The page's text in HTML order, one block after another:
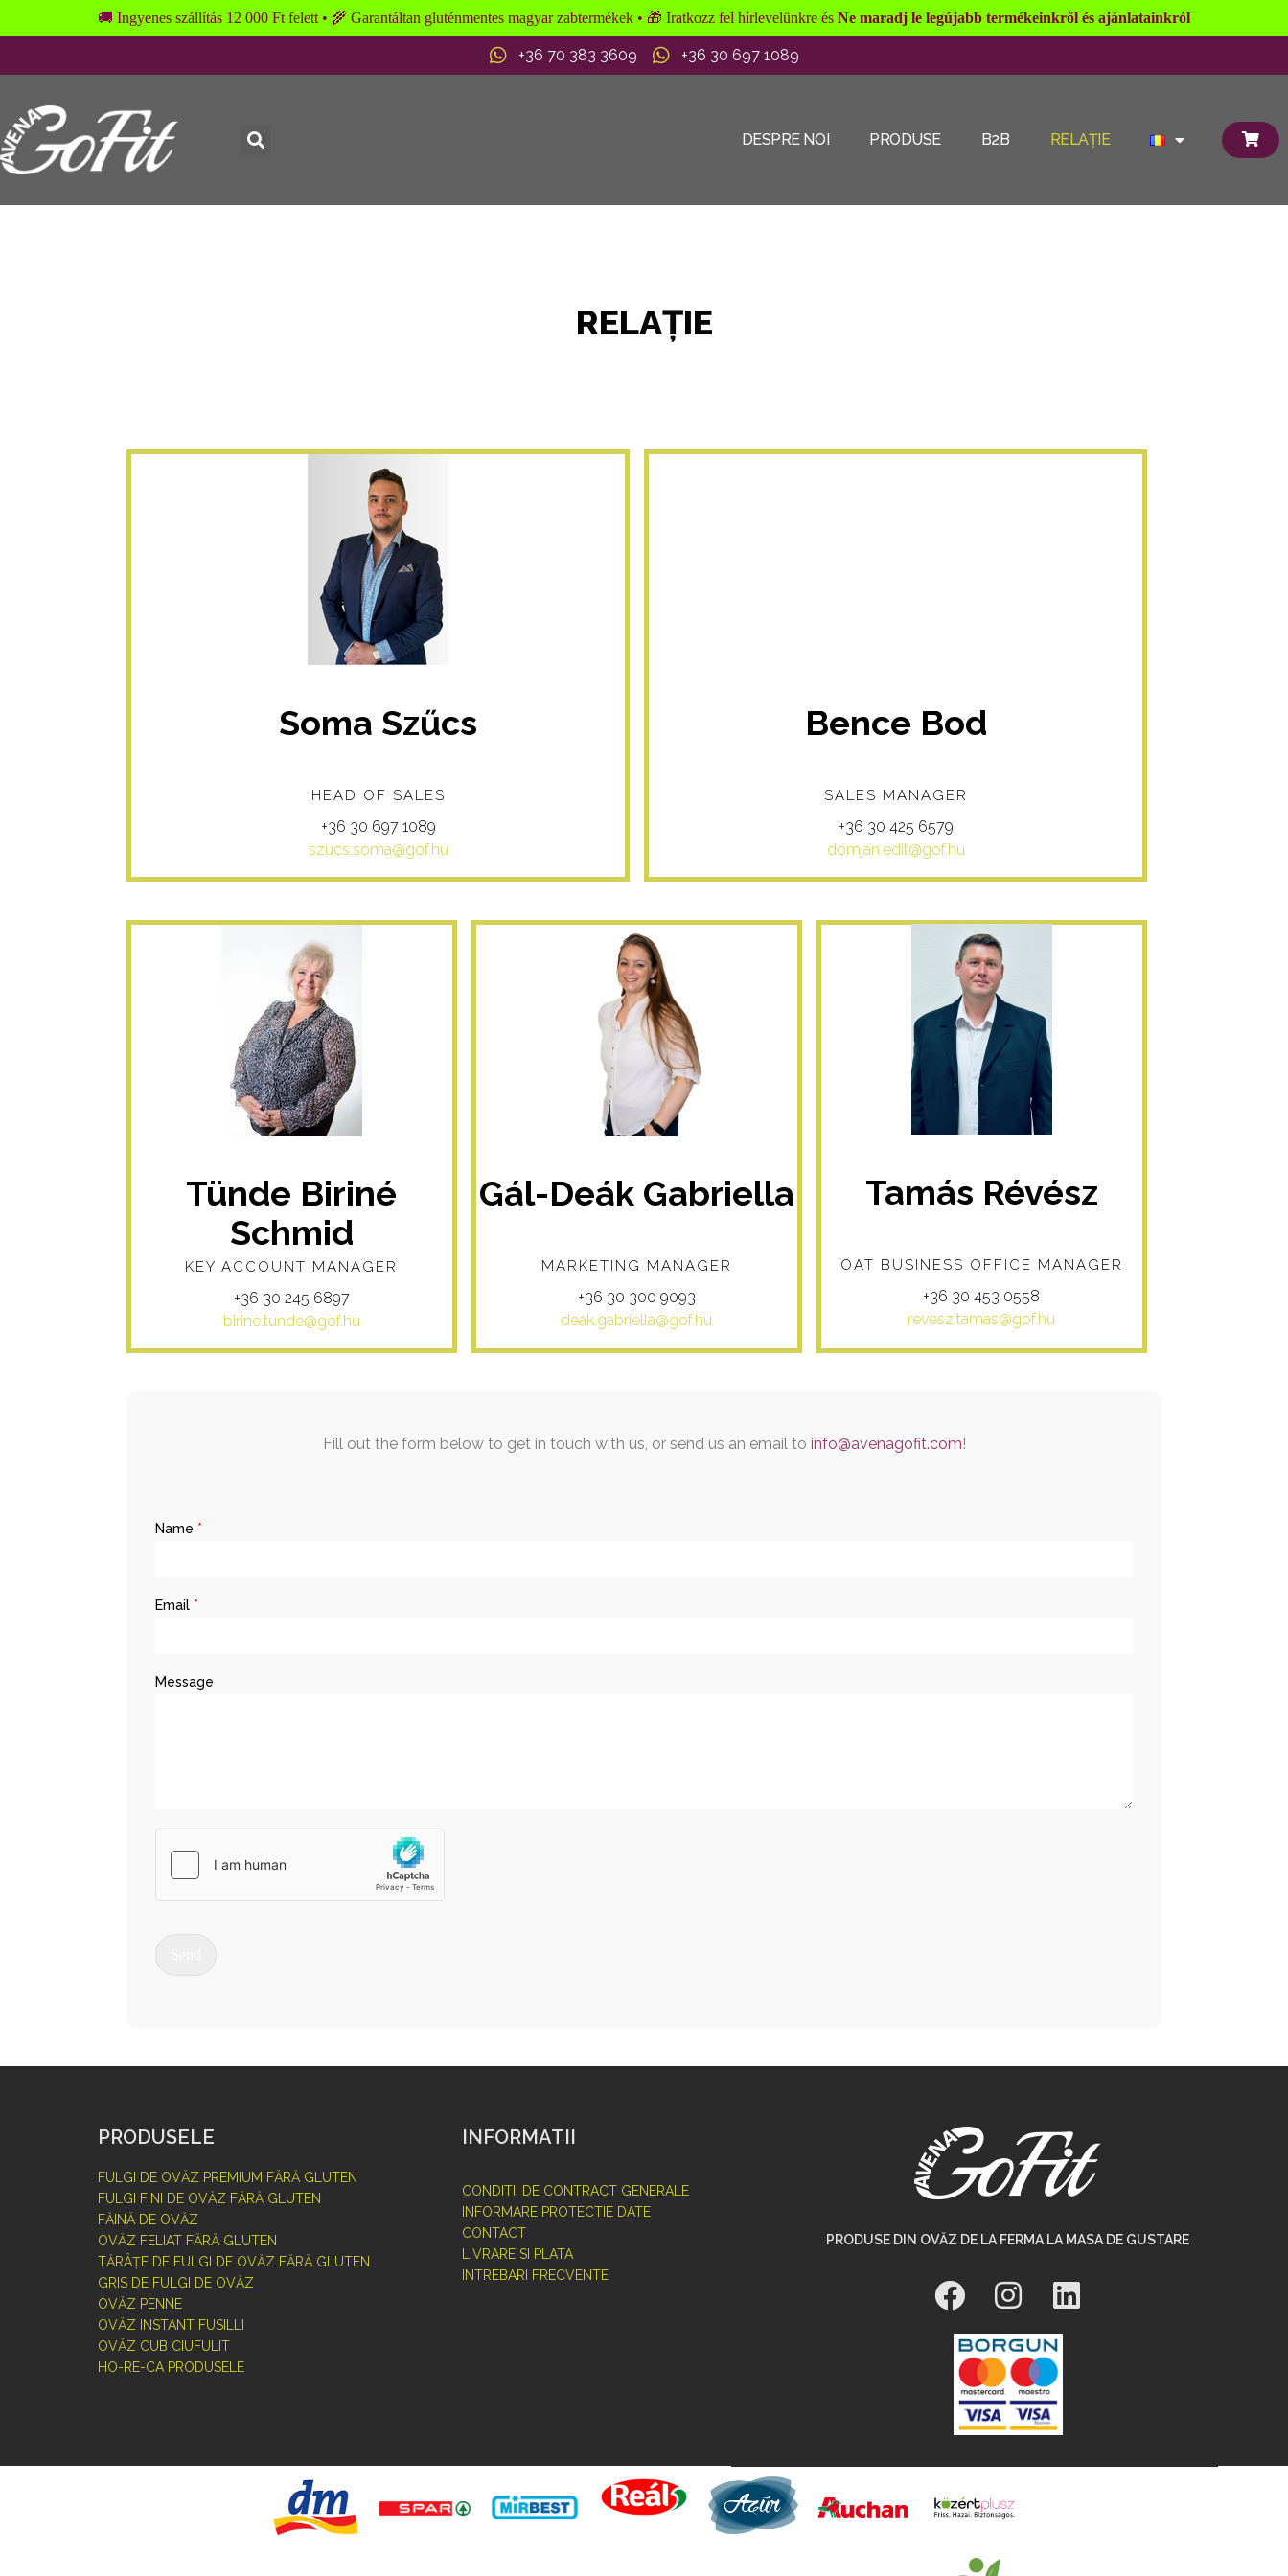
🚚 Ingyenes szállítás 12 000 Ft felett • 🌾 Garantáltan gluténmentes magyar zabtermékek • 🎁 Iratkozz fel hírlevelünkre és Ne maradj le legújabb termékeinkről és ajánlatainkról
+36 70 383 3609 +36 30 697 1089
DESPRE NOI PRODUSE B2B RELAŢIE
RELAŢIE
Soma Szűcs
HEAD OF SALES
+36 30 697 1089
szucs.soma@gof.hu
Bence Bod
SALES MANAGER
+36 30 425 6579
domjan.edit@gof.hu
Tünde Biriné
Schmid
KEY ACCOUNT MANAGER
+36 30 245 6897
birine.tunde@gof.hu
Gál-Deák Gabriella
MARKETING MANAGER
+36 30 300 9093
deak.gabriella@gof.hu
Tamás Révész
OAT BUSINESS OFFICE MANAGER
+36 30 453 0558
revesz.tamas@gof.hu
Fill out the form below to get in touch with us, or send us an email to info@avenagofit.com!
Name *
Email *
Message
PRODUSELE
FULGI DE OVĂZ PREMIUM FĂRĂ GLUTEN
FULGI FINI DE OVĂZ FĂRĂ GLUTEN
FĂINĂ DE OVĂZ
OVĂZ FELIAT FĂRĂ GLUTEN
TĂRÂȚE DE FULGI DE OVĂZ FĂRĂ GLUTEN
GRIS DE FULGI DE OVĂZ
OVĂZ PENNE
OVĂZ INSTANT FUSILLI
OVĂZ CUB CIUFULIT
HO-RE-CA PRODUSELE
INFORMATII
CONDITII DE CONTRACT GENERALE
INFORMARE PROTECTIE DATE
CONTACT
LIVRARE SI PLATA
INTREBARI FRECVENTE
PRODUSE DIN OVĂZ DE LA FERMA LA MASA DE GUSTARE